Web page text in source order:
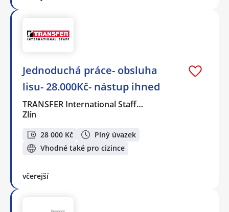
Jednoduchá práce- obsluha
lisu- 28.000Kč- nástup ihned
TRANSFER International Staff…
Zlín
28 000 Kč
Plný úvazek
Vhodné také pro cizince
včerejší